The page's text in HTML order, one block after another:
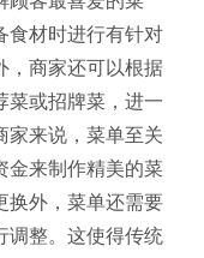
食材时进行有针对
，商家还可以根据
菜或招牌菜，进一
家来说，菜单至关
金来制作精美的菜
换外，菜单还需要
调整。这使得传统